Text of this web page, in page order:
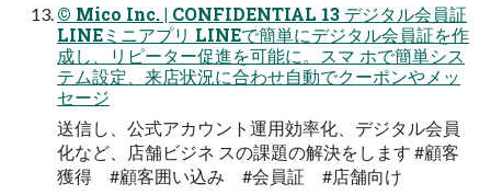
© Mico Inc. | CONFIDENTIAL 13 デジタル会員証
LINEミニアプリ LINEで簡単にデジタル会員証を作
成し、リピーター促進を可能に。スマ ホで簡単シス
テム設定、来店状況に合わせ⾃動でクーポンやメッ
セージ
送信し、公式アカウント運⽤効率化、デジタル会員
化など、店舗ビジネ スの課題の解決をします #顧客
獲得 #顧客囲い込み #会員証 #店舗向け